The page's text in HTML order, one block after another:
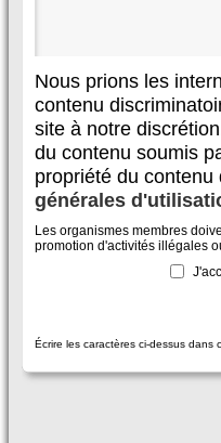
Nous prions les
contenu
site à notre
du contenu soumis
propriété du
générales
Les organismes membres
promotion d'activités illégales
Écrire les caractères ci-dessus dans